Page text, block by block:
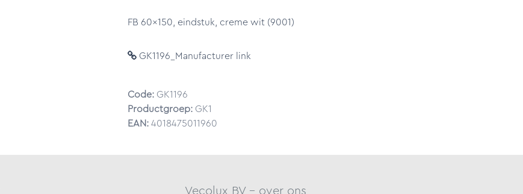
FB 60x150, eindstuk, creme wit (9001)
GK1196_Manufacturer link
Code: GK1196
Productgroep: GK1
EAN: 4018475011960
Vecolux BV - over ons